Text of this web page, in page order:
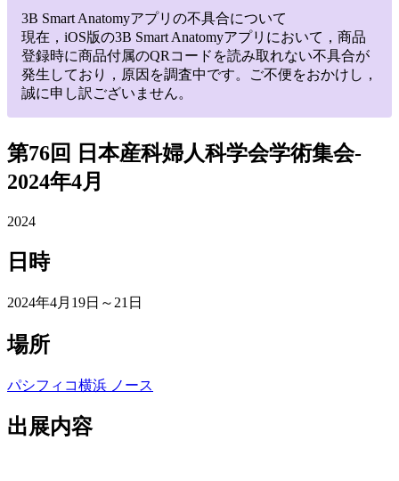
3B Smart Anatomyアプリの不具合について
現在，iOS版の3B Smart Anatomyアプリにおいて，商品
登録時に商品付属のQRコードを読み取れない不具合が
発生しており，原因を調査中です。ご不便をおかけし，
誠に申し訳ございません。
第76回 日本産科婦人科学会学術集会-
2024年4月
2024
日時
2024年4月19日～21日
場所
パシフィコ横浜 ノース
出展内容